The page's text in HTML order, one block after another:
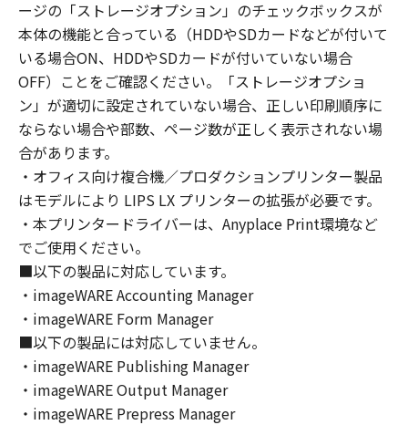
ノンまたはキヤノンのライセンサーの著作権表
示を変更し、除去しもしくは削除してはなりま
せん。
４．所有権
「本ソフトウェア」に係る権原および所有権
は、その内容によりキヤノンまたはキヤノンの
ライセンサーに帰属します。
５．輸出
お客様は、日本国政府または関連する外国政府
より必要な許可等を得ることなしに、「本ソフ
トウェア」の全部または一部を、直接または間
接に輸出してはなりません。
６．サポートおよびアップデート
キヤノン、キヤノンの子会社、関係会社、それ
らの販売代理店および販売店、並びにキヤノン
のライセンサーは、お客様による「本ソフトウ
ェア」の使用を支援すること、および「本ソフ
トウェア」に対してアップデート、バグの修正
あるいはサポートを行うことについて、いかな
ージの「ストレージオプション」のチェックボックスが
本体の機能と合っている（HDDやSDカードなどが付いて
いる場合ON、HDDやSDカードが付いていない場合
OFF）ことをご確認ください。「ストレージオプショ
ン」が適切に設定されていない場合、正しい印刷順序に
ならない場合や部数、ページ数が正しく表示されない場
合があります。
・オフィス向け複合機／プロダクションプリンター製品
はモデルにより LIPS LX プリンターの拡張が必要です。
・本プリンタードライバーは、Anyplace Print環境など
でご使用ください。
■以下の製品に対応しています。
・imageWARE Accounting Manager
・imageWARE Form Manager
■以下の製品には対応していません。
・imageWARE Publishing Manager
・imageWARE Output Manager
・imageWARE Prepress Manager